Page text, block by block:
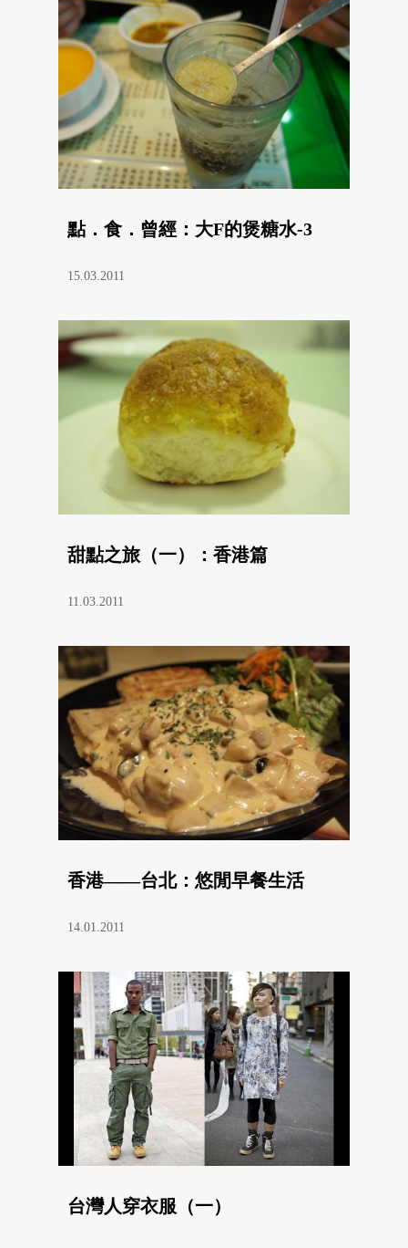
點．食．曾經：大F的煲糖水-3
15.03.2011
甜點之旅（一）：香港篇
11.03.2011
香港——台北：悠閒早餐生活
14.01.2011
台灣人穿衣服（一）